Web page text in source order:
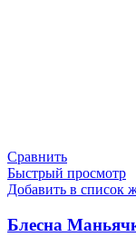
Сравнить
Быстрый просмотр
Добавить в список
Блесна